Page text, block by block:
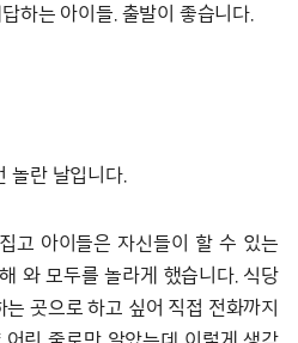
하는 아이들. 출발이 좋습니다.
놀란 날입니다.
고 아이들은 자신들이 할 수 있는
와 모두를 놀라게 했습니다. 식당
곳으로 하고 싶어 직접 전화까지